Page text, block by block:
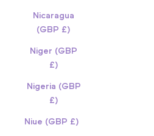
Nicaragua
(GBP £)
Niger (GBP
£)
Nigeria (GBP
£)
Niue (GBP £)